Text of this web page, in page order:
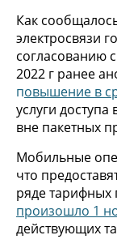
Как
электросвязи
согласованию
2022 г ранее
повышение в
услуги
вне пакетных
Мобильные
что
ряде
произошло 1
действующих